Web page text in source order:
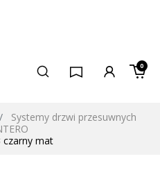
0
Systemy drzwi przesuwnych
czarny mat